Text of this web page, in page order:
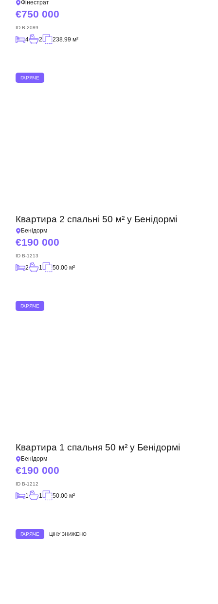
Фінестрат
750 000
ID B-2089
4 2 238.99 м²
ГАРЯЧЕ
Квартира 2 спальні 50 м² у Бенідормі
Бенідорм
190 000
ID B-1213
2 1 50.00 м²
ГАРЯЧЕ
Квартира 1 спальня 50 м² у Бенідормі
Бенідорм
190 000
ID B-1212
1 1 50.00 м²
ГАРЯЧЕ ЦІНУ ЗНИЖЕНО